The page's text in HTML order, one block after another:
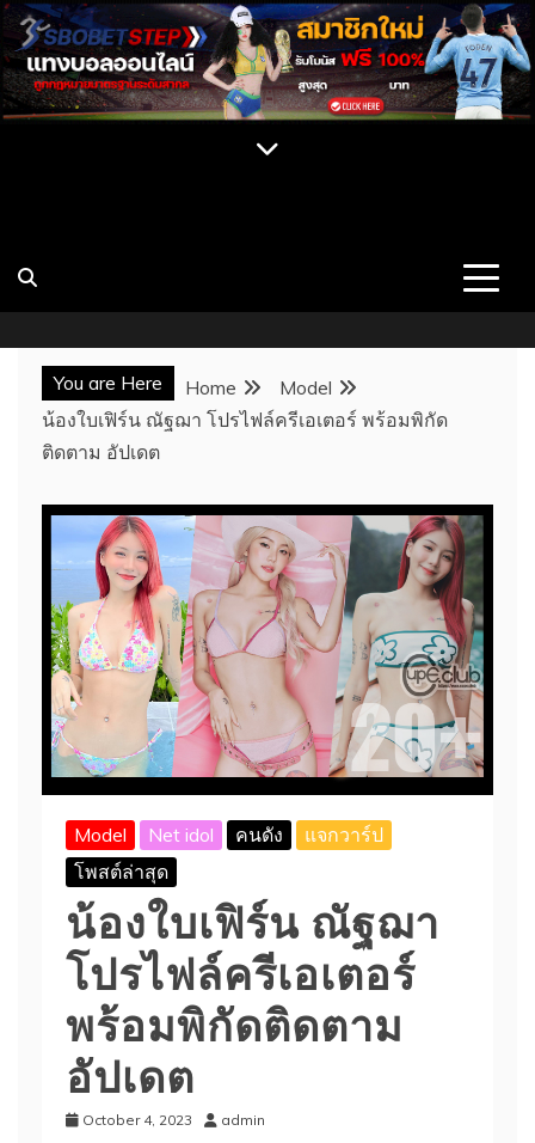
You are Here Home
Model
น้องใบเฟิร์น ณัฐฌา โปรไฟล์ครีเอเตอร์ พร้อมพิกัด
ติดตาม อัปเดต
Model Net idol คนดัง
แจกวาร์ป
โพสต์ล่าสุด
น้องใบเฟิร์น ณัฐฌา
โปรไฟล์ครีเอเตอร์
พร้อมพิกัดติดตาม
อัปเดต
October 4, 2023 admin